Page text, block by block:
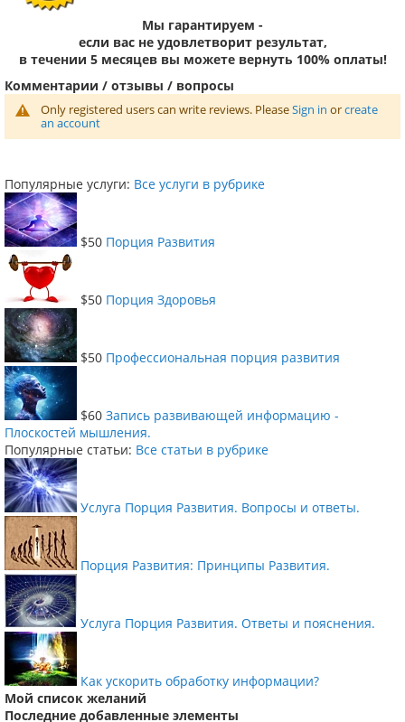
Мы гарантируем -
если вас не удовлетворит результат,
в течении 5 месяцев вы можете вернуть 100% оплаты!
Комментарии / отзывы / вопросы
Only registered users can write reviews. PleaseSign in orcreate
an account
Популярные услуги: Все услуги в рубрике
$50 Порция Развития
$50 Порция Здоровья
$50 Профессиональная порция развития
$60 Запись развивающей информацию -
Плоскостей мышления.
Популярные статьи: Все статьи в рубрике
Услуга Порция Развития. Вопросы и ответы.
Порция Развития: Принципы Развития.
Услуга Порция Развития. Ответы и пояснения.
Как ускорить обработку информации?
Мой список желаний
Последние добавленные элементы